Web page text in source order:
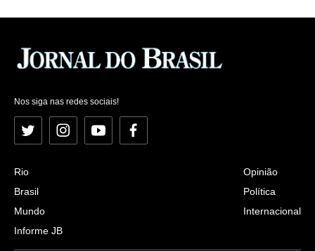
Nos siga nas redes sociais!
Twitter InstagramYouTubeFacebook
Rio
Brasil
Mundo
Informe JB
Opinião
Política
Internacional